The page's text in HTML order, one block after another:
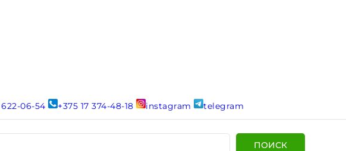
622-06-54 +375 17 374-48-18 instagram telegram
ПОИСК